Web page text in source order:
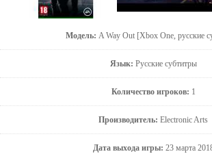
Модель: A Way Out [Xbox One, русские
Язык: Русские субтитры
Количество игроков: 1
Производитель: Electronic Arts
Дата выхода игры: 23 марта